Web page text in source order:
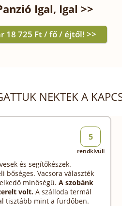
Igal, Igal >>
18 725 Ft / fő / éjtől! >>
NEKTEK A
és segítőkészek.
bőséges. Vacsora választék
minőségű. A szobánk
volt.A szálloda termál
tisztább mint a fürdőben.
5
rendkívüli